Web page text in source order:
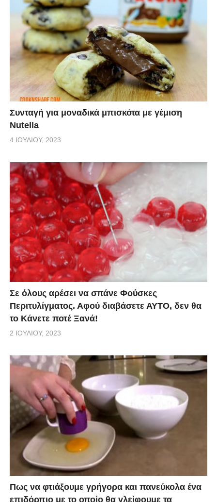
Συνταγή για μοναδικά μπισκότα με γέμιση
Nutella
4 ΙΟΥΛΊΟΥ, 2023
Σε όλους αρέσει να σπάνε Φούσκες
Περιτυλίγματος. Αφού διαβάσετε ΑΥΤΟ, δεν θα
το Κάνετε ποτέ Ξανά!
2 ΙΟΥΛΊΟΥ, 2023
Πως να φτιάξουμε γρήγορα και πανεύκολα ένα
επιδόρπιο με το οποίο θα γλείφουμε τα